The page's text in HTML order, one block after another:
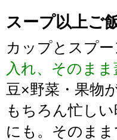
スープ以上ご
カップとスプー
入れ、そのま
豆×野菜・果物
もちろん忙し
にも。そのま